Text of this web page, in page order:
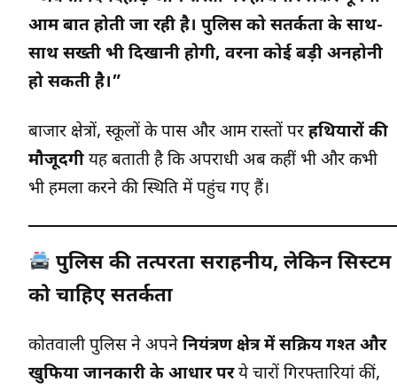
आम बात होती जा रही है। पुलिस को सतर्कता के साथ-
साथ सख्ती भी दिखानी होगी, वरना कोई बड़ी अनहोनी
हो सकती है।”
बाजार क्षेत्रों, स्कूलों के पास और आम रास्तों पर हथियारों की
मौजूदगी यह बताती है कि अपराधी अब कहीं भी और कभी
भी हमला करने की स्थिति में पहुंच गए हैं।
पुलिस की तत्परता सराहनीय, लेकिन सिस्टम
को चाहिए सतर्कता
कोतवाली पुलिस ने अपने नियंत्रण क्षेत्र में सक्रिय गश्त और
खुफिया जानकारी के आधार परये चारों गिरफ्तारियां कीं,